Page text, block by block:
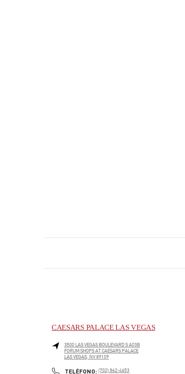
CAESARS PALACE LAS VEGAS
3500 LAS VEGAS BOULEVARD S A03B
FORUM SHOPS AT CAESARS PALACE
LAS VEGAS, NV89109
TELÉFONO: PHONE
(702) 862-4653